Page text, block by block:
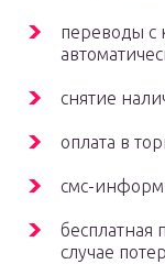
переводы с
снятие
оплата в
смс-
бесплатная
случае